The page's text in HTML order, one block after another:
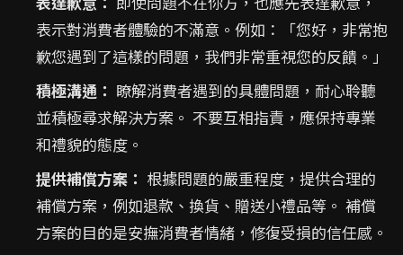
表示對消費者體驗的不滿意。例如：「您好，非常抱
歉您遇到了這樣的問題，我們非常重視您的反饋。」
積極溝通： 瞭解消費者遇到的具體問題，耐心聆聽
並積極尋求解決方案。 不要互相指責，應保持專業
和禮貌的態度。
提供補償方案： 根據問題的嚴重程度，提供合理的
補償方案，例如退款、換貨、贈送小禮品等。 補償
方案的目的是安撫消費者情緒，修復受損的信任感。